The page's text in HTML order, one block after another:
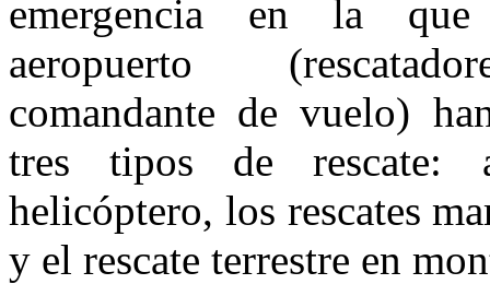
emergencia en la
aeropuerto
comandante de vuelo)
tres tipos de rescate:
helicóptero, los rescates
y el rescate terrestre en